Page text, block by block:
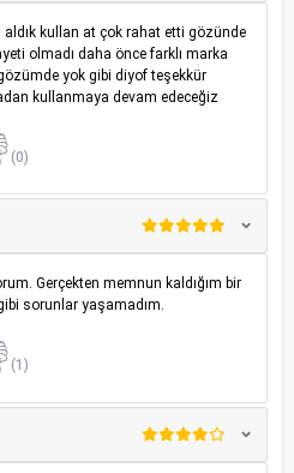
aldık kullan at çok rahat etti gözünde
olmadı daha önce farklı marka
yok gibi diyof teşekkür
kullanmaya devam edeceğiz
(0)
Gerçekten memnun kaldığım bir
sorunlar yaşamadım.
(1)